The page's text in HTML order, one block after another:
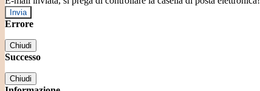
Errore
Chiudi
Successo
Chiudi